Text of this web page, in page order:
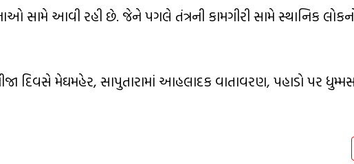
સામે આવી રહી છે. જેને પગલે તંત્રની કામગીરી સામે સ્થાનિક
દિવસે મેઘમહેર, સાપુતારામાં આહલાદક વાતાવરણ, પહાડો પર